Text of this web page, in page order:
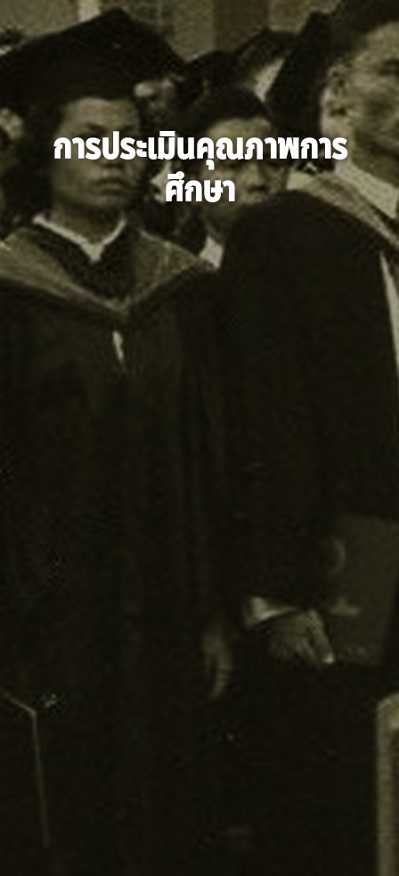
การประเมินคุณภาพการ
ศึกษา